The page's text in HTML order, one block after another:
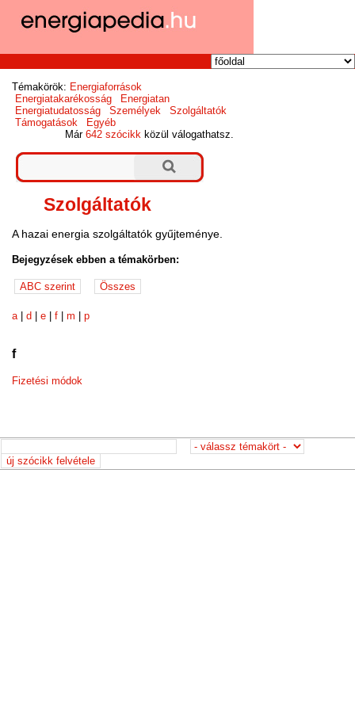
Témakörök: Energiaforrások
Energiatakarékosság
Energiatan
Energiatudatosság
Személyek
Szolgáltatók
Támogatások
Egyéb
Már642 szócikk közül válogathatsz.
Szolgáltatók
A hazai energia szolgáltatók gyűjteménye.
Bejegyzések ebben a témakörben:
a|d |e |f |m |p
f
Fizetési módok